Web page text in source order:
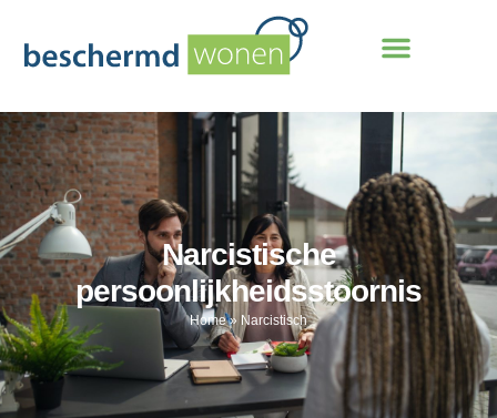
Narcistische
persoonlijkheidsstoornis
Home» Narcistisch